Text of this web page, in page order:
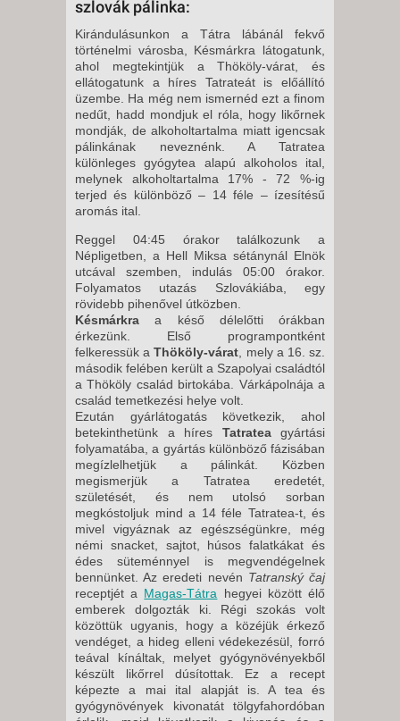
szlovák pálinka:
Kirándulásunkon a Tátra lábánál fekvő
történelmi városba, Késmárkra látogatunk,
ahol megtekintjük a Thököly-várat, és
ellátogatunk a híres Tatrateát is előállító
üzembe. Ha még nem ismernéd ezt a finom
nedűt, hadd mondjuk el róla, hogy likőrnek
mondják, de alkoholtartalma miatt igencsak
pálinkának neveznénk. A Tatratea
különleges gyógytea alapú alkoholos ital,
melynek alkoholtartalma 17% - 72 %-ig
terjed és különböző – 14 féle – ízesítésű
aromás ital.
Reggel 04:45 órakor találkozunk a
Népligetben, a Hell Miksa sétánynál Elnök
utcával szemben, indulás 05:00 órakor.
Folyamatos utazás Szlovákiába, egy
rövidebb pihenővel útközben.
Késmárkra a késő délelőtti órákban
érkezünk. Első programpontként
felkeressük aThököly-várat , mely a 16. sz.
második felében került a Szapolyai családtól
a Thököly család birtokába. Várkápolnája a
család temetkezési helye volt.
Ezután gyárlátogatás következik, ahol
betekinthetünk a híres Tatratea gyártási
folyamatába, a gyártás különböző fázisában
megízlelhetjük a pálinkát. Közben
megismerjük a Tatratea eredetét,
születését, és nem utolsó sorban
megkóstoljuk mind a 14 féle Tatratea-t, és
mivel vigyáznak az egészségünkre, még
némi snacket, sajtot, húsos falatkákat és
édes süteménnyel is megvendégelnek
bennünket. Az eredeti nevén Tatranský čaj
receptjét a Magas-Tátra hegyei között élő
emberek dolgozták ki. Régi szokás volt
közöttük ugyanis, hogy a közéjük érkező
vendéget, a hideg elleni védekezésül, forró
teával kínáltak, melyet gyógynövényekből
készült likőrrel dúsítottak. Ez a recept
képezte a mai ital alapját is. A tea és
gyógynövények kivonatát tölgyfahordóban